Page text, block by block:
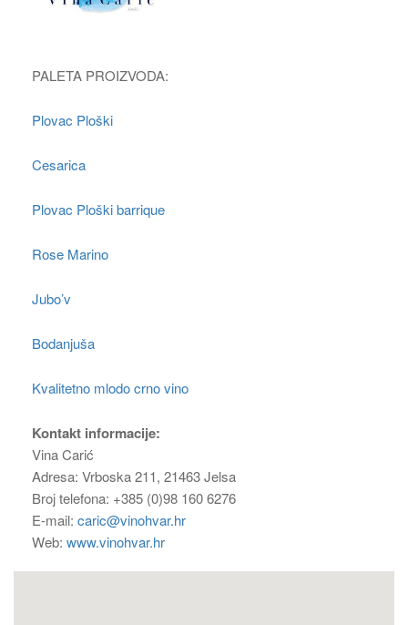
PALETA PROIZVODA:
Plovac Ploški
Cesarica
Plovac Ploški barrique
Rose Marino
Jubo’v
Bodanjuša
Kvalitetno mlodo crno vino
Kontakt informacije:
Vina Carić
Adresa: Vrboska 211, 21463 Jelsa
Broj telefona: +385 (0)98 160 6276
E-mail: caric@vinohvar.hr
Web: www.vinohvar.hr